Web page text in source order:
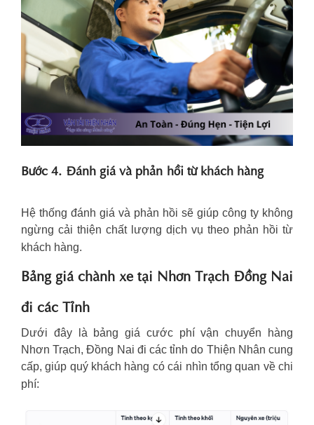
Bước 4. Đánh giá và phản hồi từ khách hàng
Hệ thống đánh giá và phản hồi sẽ giúp công ty không
ngừng cải thiện chất lượng dịch vụ theo phản hồi từ
khách hàng.
Bảng giá chành xe tại Nhơn Trạch Đồng Nai
đi các Tỉnh
Dưới đây là bảng giá cước phí vận chuyển hàng
Nhơn Trạch, Đồng Nai đi các tỉnh do Thiện Nhân cung
cấp, giúp quý khách hàng có cái nhìn tổng quan về chi
phí: